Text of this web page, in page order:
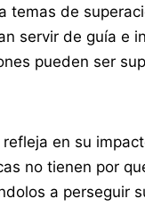
temas de
servir de guía e
pueden ser
en su
no tienen por
a perseguir